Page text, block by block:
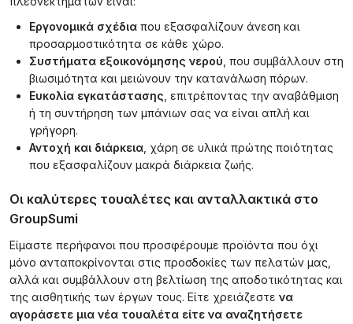
Εργονομικά σχέδια που εξασφαλίζουν άνεση και
προσαρμοστικότητα σε κάθε χώρο.
Συστήματα εξοικονόμησης νερού , που συμβάλλουν στη
βιωσιμότητα και μειώνουν την κατανάλωση πόρων.
Ευκολία εγκατάστασης , επιτρέποντας την αναβάθμιση
ή τη συντήρηση των μπάνιων σας να είναι απλή και
γρήγορη.
Αντοχή και διάρκεια , χάρη σε υλικά πρώτης ποιότητας
που εξασφαλίζουν μακρά διάρκεια ζωής.
Οι καλύτερες τουαλέτες και ανταλλακτικά στο
GroupSumi
Είμαστε περήφανοι που προσφέρουμε προϊόντα που όχι
μόνο ανταποκρίνονται στις προσδοκίες των πελατών μας,
αλλά και συμβάλλουν στη βελτίωση της αποδοτικότητας και
της αισθητικής των έργων τους. Είτε χρειάζεστε να
αγοράσετε μια νέα τουαλέτα είτε να αναζητήσετε